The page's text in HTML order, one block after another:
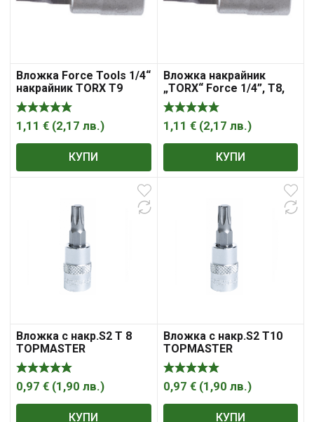
Вложка Force Tools 1/4“
накрайник TORX Т9
1,11 € (2,17 лв.)
КУПИ
Вложка накрайник
„TORX“ Force 1/4”, T8,
торкс
1,11 € (2,17 лв.)
КУПИ
Вложка с накр.S2 T 8
TOPMASTER
0,97 € (1,90 лв.)
КУПИ
Вложка с накр.S2 T10
TOPMASTER
0,97 € (1,90 лв.)
КУПИ